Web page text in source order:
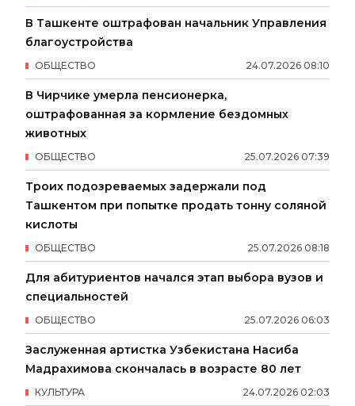
В Ташкенте оштрафован начальник Управления
благоустройства
24.07.2026 08:10
ОБЩЕСТВО
В Чирчике умерла пенсионерка,
оштрафованная за кормление бездомных
животных
25.07.2026 07:39
ОБЩЕСТВО
Троих подозреваемых задержали под
Ташкентом при попытке продать тонну соляной
кислоты
25.07.2026 08:18
ОБЩЕСТВО
Для абитуриентов начался этап выбора вузов и
специальностей
25.07.2026 06:03
ОБЩЕСТВО
Заслуженная артистка Узбекистана Насиба
Мадрахимова скончалась в возрасте 80 лет
24.07.2026 02:03
КУЛЬТУРА